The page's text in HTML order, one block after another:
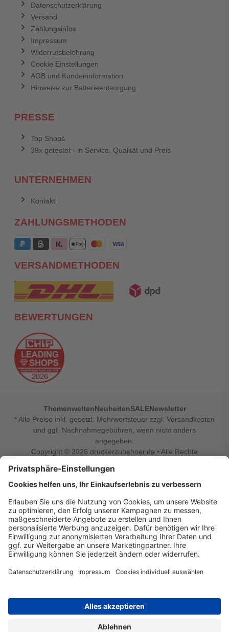
Datenschutzerklärung
Versand
Zahlungsinfos
Impressum
Widerrufsbelehrung
Cookie Einstellungen
AGB und Kundeninformation
Hinweise zur Batterieentsorgung
PRESSE
Top Shops
39x getestet - in Service, Qualität und Preis
UNTERNEHMEN
Kontakt
ZAHLUNGSMETHODEN
VERSANDMETHODEN
BEWERTUNGEN
ThemenweltenNeuheitenSALENewsletter
* Alle Preise inkl. gesetzl. Mehrwertsteuer zzgl. Versandkosten
und ggf. Nachnahmegebühren, wenn nicht anders
angegeben.
Copyright © 2026 druckerzubehoer.de • Alle Rechte
Vertrag widerrufen
Druckerzubehoer.de – preiswerte Qualität für Ihr Office
Sie sind auf der Suche nach dem passenden Druckerzubehör
oder Zubehör für das Büro, den Computer oder Ihr
Smartphone? Dann sind Sie bei Druckerzubehoer.de genau
richtig! Unser breites Sortiment bietet unter anderem Tinte
und Toner für alle gängigen Druckermodelle – großer sowie
kleiner Hersteller. Zugleich sind wir Ihr Online Fachhandel für
einrichten, die Werkstatt ausstatten oder den Alltag mit
was Ihren Arbeitsplatz noch komfortabler macht, finden Sie
bei uns auch Bastelspaß, Schulbedarf, Beleuchtung,
für die ganze Familie. Entdecken Sie günstige Angebote und